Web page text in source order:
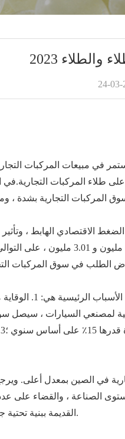
والطلاء 2023
24-03-
في مبيعات المركبات
طلاء المركبات التجارية.في
ومع ذلك ، بحلول عام
لمصنعي السيارات ، سيصل
في الصين بمعدل أعلى.
، والقضاء على عدد
القديمة ببنية تحتية جديدة يجعل من الصعب زيادة الطلب على المركبات التجارية.